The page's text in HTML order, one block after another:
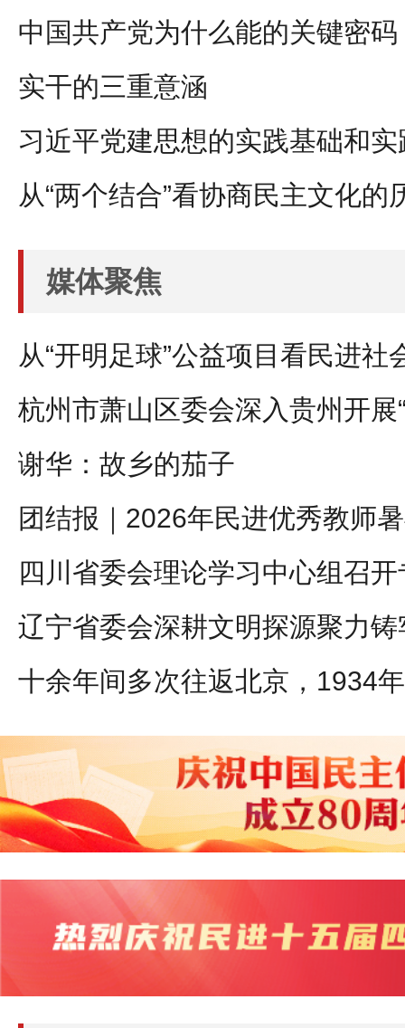
中国共产党为什么能的关键密码
实干的三重意涵
习近平党建思想的实践基础和
从“两个结合”看协商民主文化
媒体聚焦
从“开明足球”公益项目看民进社
杭州市萧山区委会深入贵州开展
谢华：故乡的茄子
团结报｜2026年民进优秀教师
四川省委会理论学习中心组召